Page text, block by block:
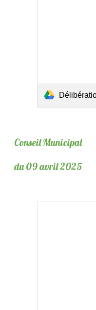
Conseil Municipal
du 09 avril 2025